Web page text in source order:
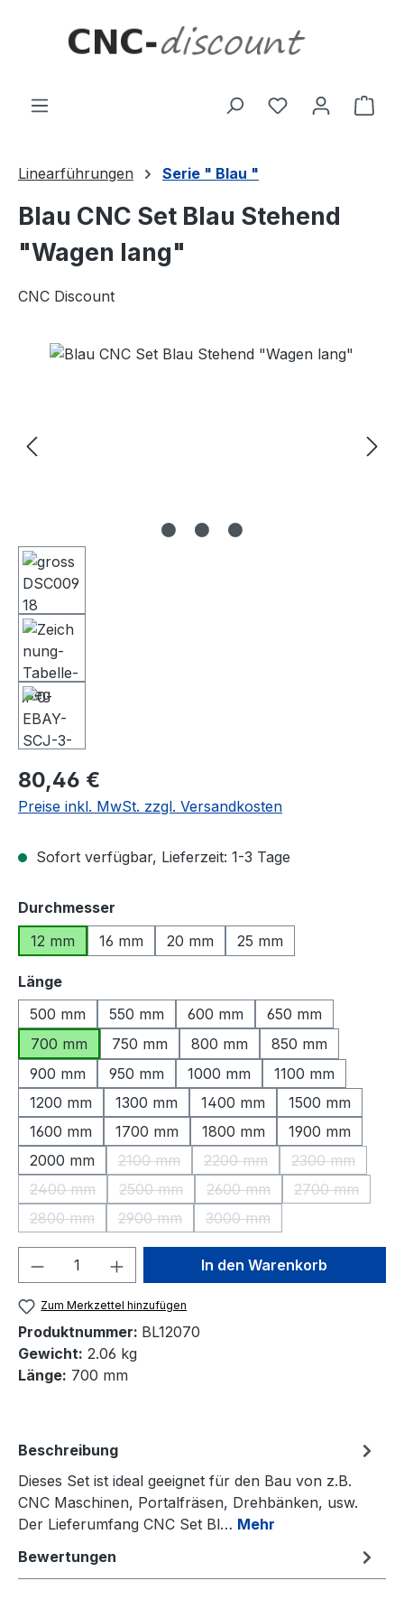
Linearführungen Serie " Blau "
Blau CNC Set Blau Stehend
"Wagen lang"
CNC Discount
Bildergalerie überspringen
Regulärer Preis:
80,46 €
Preise inkl. MwSt. zzgl. Versandkosten
Sofort verfügbar, Lieferzeit: 1-3 Tage
Durchmesser
12 mm
16 mm 20 mm 25 mm
Längeauswählen
500 mm
550 mm 600 mm
650 mm
700 mm
750 mm 800 mm
850 mm
900 mm
950 mm 1000 mm
1100 mm
1200 mm
1300 mm 1400 mm
1500 mm
1600 mm
1700 mm 1800 mm
1900 mm
2000 mm
2100 mm
(Diese Option ist zurzeit nicht verfügbar.)
2200 mm
(Diese Option ist zurzeit
2300 mm
(Diese
2400 mm
(Diese Option ist zurzeit nicht verfügbar.)
2500 mm
(Diese Option ist zurzeit nicht verfügbar.)
2600 mm
(Diese Option ist zurzeit
2700 mm
(Diese
2800 mm
(Diese Option ist zurzeit nicht verfügbar.)
2900 mm
(Diese Option ist zurzeit nicht verfügbar.)
3000 mm
(Diese Option ist zurzeit
Produkt Anzahl: Gib denIn den Warenkorb
Zum Merkzettel hinzufügen
Produktnummer: BL12070
Gewicht: 2.06 kg
Länge: 700 mm
Beschreibung
Dieses Set ist ideal geeignet für den Bau von z.B.
CNC Maschinen, Portalfräsen, Drehbänken, usw.
Der Lieferumfang CNC Set Bl… Mehr
Bewertungen